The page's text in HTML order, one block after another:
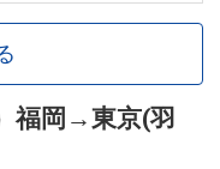
福岡 →東京(羽